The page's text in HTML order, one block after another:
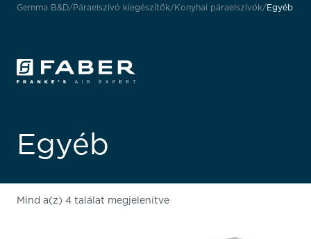
Gemma B&D Páraelszívó kiegészítők Konyhai páraelszívók Egyéb
Egyéb
Mind a(z) 4 találat megjelenítve